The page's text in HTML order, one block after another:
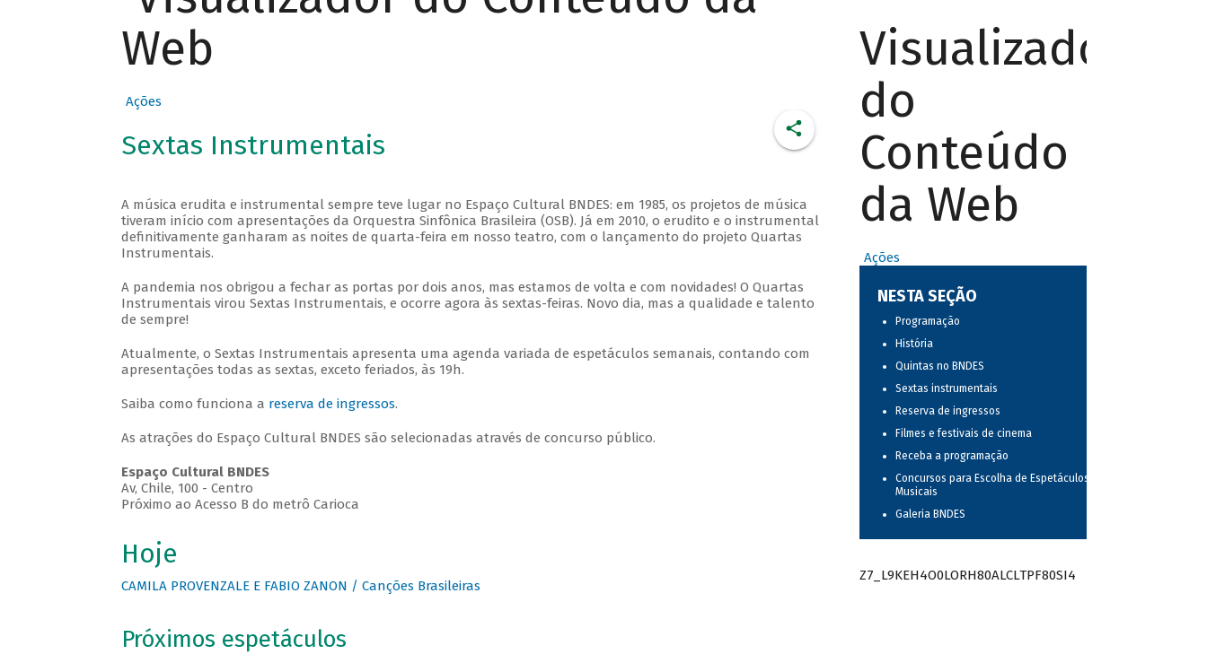
Web
Ações
Sextas Instrumentais
A música erudita e instrumental sempre teve lugar no Espaço Cultural BNDES: em 1985, os projetos de música
tiveram início com apresentações da Orquestra Sinfônica Brasileira (OSB). Já em 2010, o erudito e o instrumental
definitivamente ganharam as noites de quarta-feira em nosso teatro, com o lançamento do projeto Quartas
Instrumentais.
A pandemia nos obrigou a fechar as portas por dois anos, mas estamos de volta e com novidades! O Quartas
Instrumentais virou Sextas Instrumentais, e ocorre agora às sextas-feiras. Novo dia, mas a qualidade e talento
de sempre!
Atualmente, o Sextas Instrumentais apresenta uma agenda variada de espetáculos semanais, contando com
apresentações todas as sextas, exceto feriados, às 19h.
Saiba como funciona a reserva de ingressos.
As atrações do Espaço Cultural BNDES são selecionadas através de concurso público.
Espaço Cultural BNDES
Av, Chile, 100 - Centro
Próximo ao Acesso B do metrô Carioca
Hoje
CAMILA PROVENZALE E FABIO ZANON / Canções Brasileiras
Próximos espetáculos
Visualizador
do
Conteúdo
da Web
Ações
NESTA SEÇÃO
Programação
História
Quintas no BNDES
Sextas instrumentais
Reserva de ingressos
Filmes e festivais de cinema
Receba a programação
Concursos para Escolha de Espetáculos
Musicais
Galeria BNDES
Z7_L9KEH4O0LORH80ALCLTPF80SI4